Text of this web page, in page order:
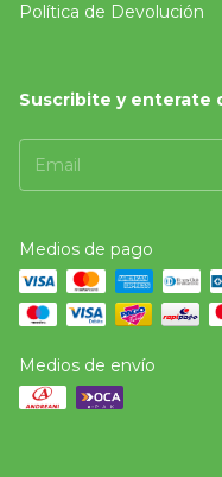
Política de Devolución
Suscribite y enterate
Medios de pago
Medios de envío